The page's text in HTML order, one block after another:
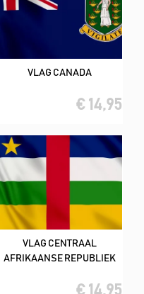
VLAG CANADA
€ 14,95
VLAG CENTRAAL
AFRIKAANSE REPUBLIEK
€ 14,95